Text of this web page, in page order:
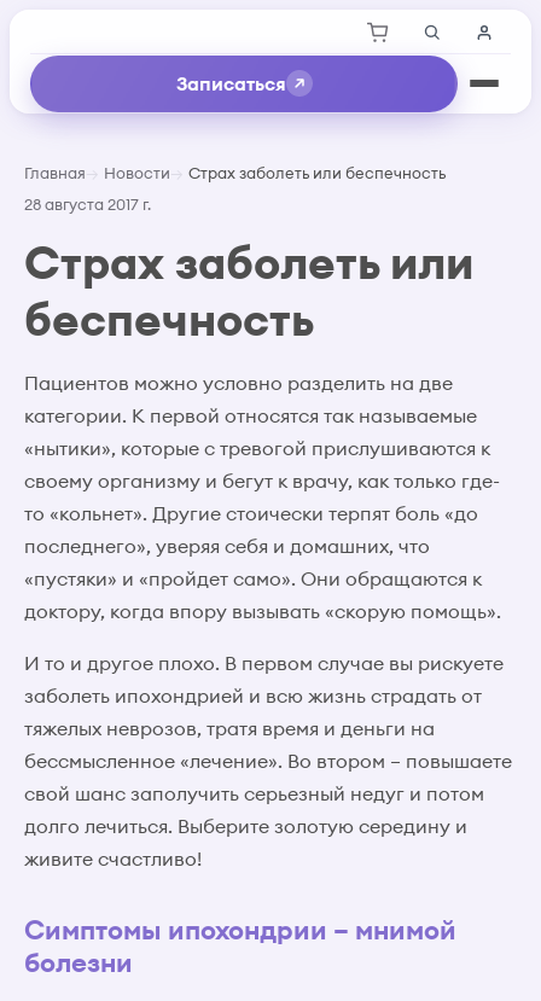
Записаться
Главная Новости
Страх заболеть или беспечность
28 августа 2017 г.
Страх заболеть или
беспечность
Пациентов можно условно разделить на две
категории. К первой относятся так называемые
«нытики», которые с тревогой прислушиваются к
своему организму и бегут к врачу, как только где-
то «кольнет». Другие стоически терпят боль «до
последнего», уверяя себя и домашних, что
«пустяки» и «пройдет само». Они обращаются к
доктору, когда впору вызывать «скорую помощь».
И то и другое плохо. В первом случае вы рискуете
заболеть ипохондрией и всю жизнь страдать от
тяжелых неврозов, тратя время и деньги на
бессмысленное «лечение». Во втором – повышаете
свой шанс заполучить серьезный недуг и потом
долго лечиться. Выберите золотую середину и
живите счастливо!
Симптомы ипохондрии – мнимой
болезни